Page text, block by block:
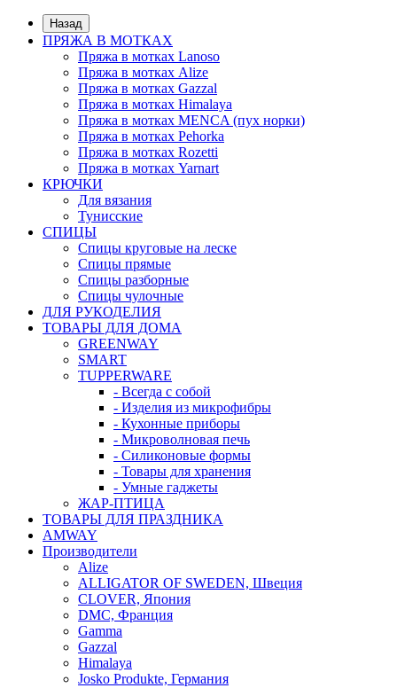
Назад
ПРЯЖА В МОТКАХ
Пряжа в мотках Lanoso
Пряжа в мотках Alize
Пряжа в мотках Gazzal
Пряжа в мотках Himalaya
Пряжа в мотках MENCA (пух норки)
Пряжа в мотках Pehorka
Пряжа в мотках Rozetti
Пряжа в мотках Yarnart
КРЮЧКИ
Для вязания
Тунисские
СПИЦЫ
Спицы круговые на леске
Спицы прямые
Спицы разборные
Спицы чулочные
ДЛЯ РУКОДЕЛИЯ
ТОВАРЫ ДЛЯ ДОМА
GREENWAY
SMART
TUPPERWARE
- Всегда с собой
- Изделия из микрофибры
- Кухонные приборы
- Микроволновая печь
- Силиконовые формы
- Товары для хранения
- Умные гаджеты
ЖАР-ПТИЦА
ТОВАРЫ ДЛЯ ПРАЗДНИКА
AMWAY
Производители
Alize
ALLIGATOR OF SWEDEN, Швеция
CLOVER, Япония
DMC, Франция
Gamma
Gazzal
Himalaya
Josko Produkte, Германия